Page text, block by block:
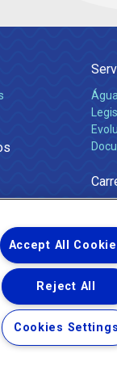
Água
Reservados.
Accept All
Reject All
Cookies Settings